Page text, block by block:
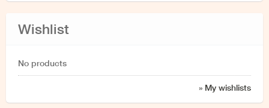
Wishlist
No products
» My wishlists